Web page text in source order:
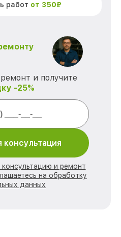
работ от 350₽
и получите
-25%
консультация
консультацию и ремонт
на обработку
данных